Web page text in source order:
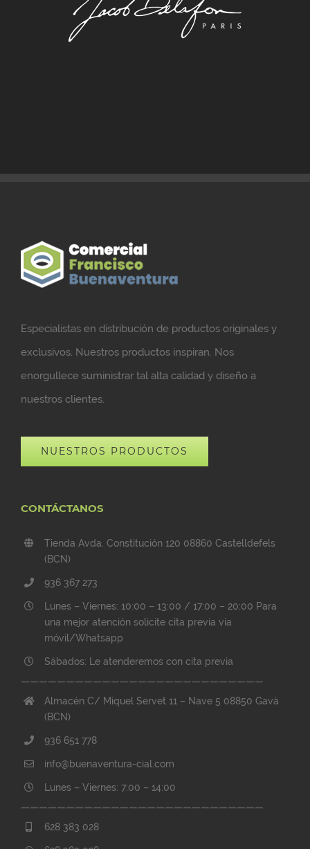
Especialistas en distribución de productos originales y
exclusivos. Nuestros productos inspiran. Nos
enorgullece suministrar tal alta calidad y diseño a
nuestros clientes.
NUESTROS PRODUCTOS
CONTÁCTANOS
Tienda Avda. Constitución 120 08860 Castelldefels
(BCN)
936 367 273
Lunes – Viernes: 10:00 – 13:00 / 17:00 – 20:00 Para
una mejor atención solicite cita previa vía
móvil/Whatsapp
Sábados: Le atenderemos con cita previa
———————————————————————————
Almacén C/ Miquel Servet 11 – Nave 5 08850 Gavà
(BCN)
936 651 778
info@buenaventura-cial.com
Lunes – Viernes: 7:00 – 14:00
———————————————————————————
628 383 028